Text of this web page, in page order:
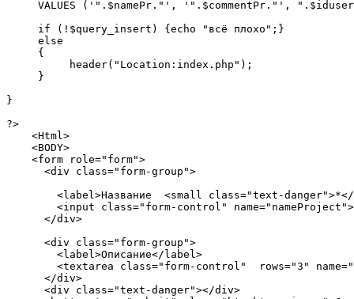
VALUES ('".$namePr."', '".$commentPr."',
     if (!$query_insert) {echo "всё плохо";}
     else
     {
          header("Location:index.php");
     }
}
?>
    <Html>
    <BODY>
    <form role="form">
      <div class="form-group">
<label>Название  <small class="text-
        <input class="form-control" name="nameProject">
      </div>
      <div class="form-group">
        <label>Описание</label>
<textarea class="form-control"  rows="3"
      </div>
      <div class="text-danger"></div>